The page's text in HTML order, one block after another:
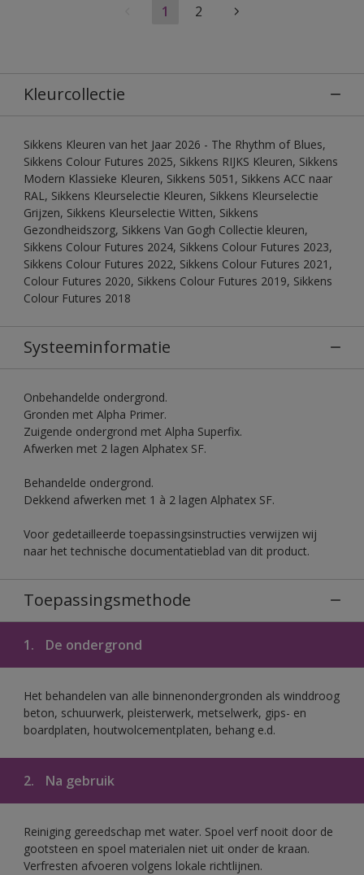
1 2
Kleurcollectie
Sikkens Kleuren van het Jaar 2026 - The Rhythm of Blues,
Sikkens Colour Futures 2025, Sikkens RIJKS Kleuren, Sikkens
Modern Klassieke Kleuren, Sikkens 5051, Sikkens ACC naar
RAL, Sikkens Kleurselectie Kleuren, Sikkens Kleurselectie
Grijzen, Sikkens Kleurselectie Witten, Sikkens
Gezondheidszorg, Sikkens Van Gogh Collectie kleuren,
Sikkens Colour Futures 2024, Sikkens Colour Futures 2023,
Sikkens Colour Futures 2022, Sikkens Colour Futures 2021,
Colour Futures 2020, Sikkens Colour Futures 2019, Sikkens
Colour Futures 2018
Systeeminformatie
Onbehandelde ondergrond.
Gronden met Alpha Primer.
Zuigende ondergrond met Alpha Superfix.
Afwerken met 2 lagen Alphatex SF.
Behandelde ondergrond.
Dekkend afwerken met 1 à 2 lagen Alphatex SF.
Voor gedetailleerde toepassingsinstructies verwijzen wij
naar het technische documentatieblad van dit product.
Toepassingsmethode
1. De ondergrond
Het behandelen van alle binnenondergronden als winddroog
beton, schuurwerk, pleisterwerk, metselwerk, gips- en
boardplaten, houtwolcementplaten, behang e.d.
2. Na gebruik
Reiniging gereedschap met water. Spoel verf nooit door de
gootsteen en spoel materialen niet uit onder de kraan.
Verfresten afvoeren volgens lokale richtlijnen.